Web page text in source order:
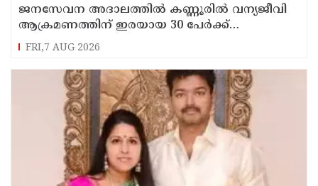
ജനസേവന അദാലത്തിൽ കണ്ണൂരിൽ വന്യജീവി
ആക്രമണത്തിന് ഇരയായ 30 പേർക്ക്
സഹായധനം അനുവദിച്ചു
FRI,7 AUG 2026